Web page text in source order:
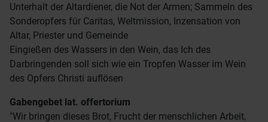
Unterhalt der Altardiener, die Not der Armen; Sammeln des
Sonderopfers für Caritas, Weltmission, Inzensation von
Altar, Priester und Gemeinde
Eingießen des Wassers in den Wein, das Ich des
Darbringenden soll sich wie ein Tropfen Wasser im Wein
des Opfers Christi auflösen
Gabengebet lat. offertorium
"Wir bringen dieses Brot, Frucht der menschlichen Arbeit,